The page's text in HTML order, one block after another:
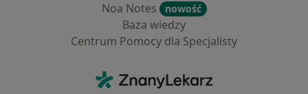
Noa Notes
nowość
Baza wiedzy
Centrum Pomocy dla Specjalisty
ZnanyLekarz - Strona główna